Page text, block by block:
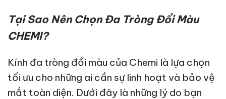
Tại Sao Nên Chọn Đa Tròng Đổi Màu
CHEMI?
Kính đa tròng đổi màu của Chemi là lựa chọn
tối ưu cho những ai cần sự linh hoạt và bảo vệ
mắt toàn diện. Dưới đây là những lý do bạn